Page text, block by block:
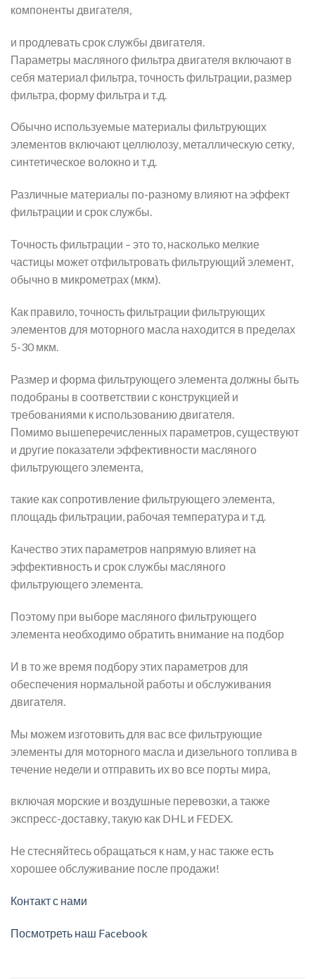
компоненты двигателя,
и продлевать срок службы двигателя.
Параметры масляного фильтра двигателя включают в
себя материал фильтра, точность фильтрации, размер
фильтра, форму фильтра и т.д.
Обычно используемые материалы фильтрующих
элементов включают целлюлозу, металлическую сетку,
синтетическое волокно и т.д.
Различные материалы по-разному влияют на эффект
фильтрации и срок службы.
Точность фильтрации – это то, насколько мелкие
частицы может отфильтровать фильтрующий элемент,
обычно в микрометрах (мкм).
Как правило, точность фильтрации фильтрующих
элементов для моторного масла находится в пределах
5-30 мкм.
Размер и форма фильтрующего элемента должны быть
подобраны в соответствии с конструкцией и
требованиями к использованию двигателя.
Помимо вышеперечисленных параметров, существуют
и другие показатели эффективности масляного
фильтрующего элемента,
такие как сопротивление фильтрующего элемента,
площадь фильтрации, рабочая температура и т.д.
Качество этих параметров напрямую влияет на
эффективность и срок службы масляного
фильтрующего элемента.
Поэтому при выборе масляного фильтрующего
элемента необходимо обратить внимание на подбор
И в то же время подбору этих параметров для
обеспечения нормальной работы и обслуживания
двигателя.
Мы можем изготовить для вас все фильтрующие
элементы для моторного масла и дизельного топлива в
течение недели и отправить их во все порты мира,
включая морские и воздушные перевозки, а также
экспресс-доставку, такую как DHL и FEDEX.
Не стесняйтесь обращаться к нам, у нас также есть
хорошее обслуживание после продажи!
Контакт с нами
Посмотреть наш Facebook